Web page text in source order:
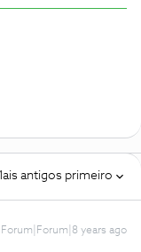
antigos primeiro
Forum|Forum|8 years ago